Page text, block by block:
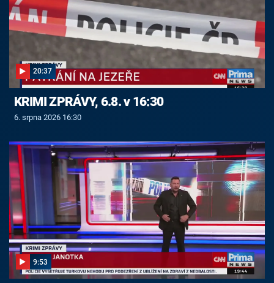
20:37
KRIMI ZPRÁVY, 6.8. v 16:30
6. srpna 2026 16:30
9:53